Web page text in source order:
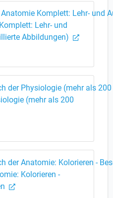
Lehr- und
Abbildungen)
(mehr als 200
Kolorieren -